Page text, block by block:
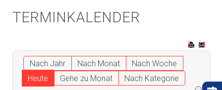
TERMINKALENDER
Nach Jahr Nach Monat
Nach Woche
Heute
Gehe zu Monat Nach Kategorie